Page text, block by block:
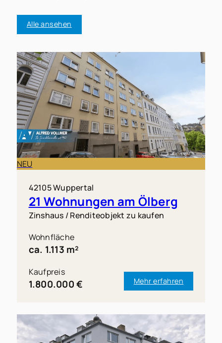
Alle ansehen
NEU
42105 Wuppertal
21 Wohnungen am Ölberg
Zinshaus / Renditeobjekt zu kaufen
Wohnfläche
ca. 1.113 m²
Kaufpreis
1.800.000 € Mehr erfahren